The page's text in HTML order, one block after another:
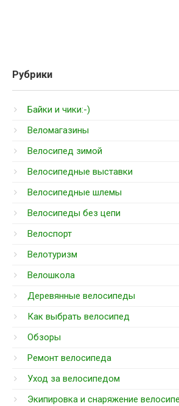
Рубрики
Байки и чики:-)
Веломагазины
Велосипед зимой
Велосипедные выставки
Велосипедные шлемы
Велосипеды без цепи
Велоспорт
Велотуризм
Велошкола
Деревянные велосипеды
Как выбрать велосипед
Обзоры
Ремонт велосипеда
Уход за велосипедом
Экипировка и снаряжение